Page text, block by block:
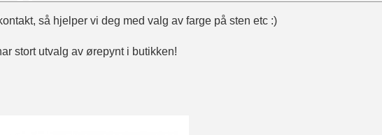
så hjelper vi deg med valg av farge på sten etc :)
stort utvalg av ørepynt i butikken!